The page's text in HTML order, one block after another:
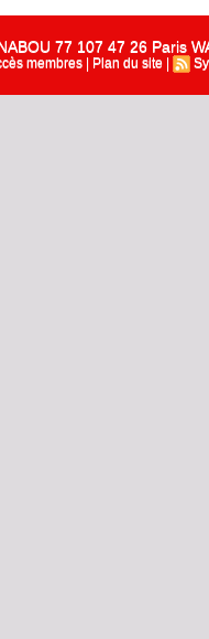
77 107 47 26 Paris
membres Plan du site